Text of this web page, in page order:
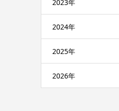
2023年
2024年
2025年
2026年